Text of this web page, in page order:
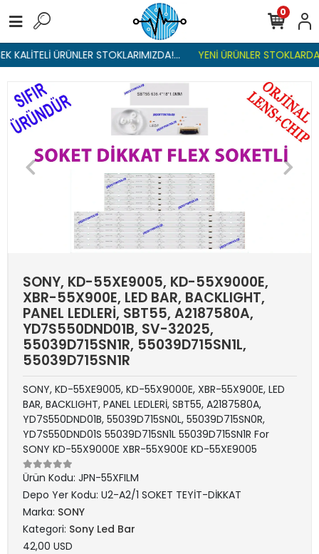
ÜRÜNLER STOKLARIMIZDA!... YENİ ÜRÜNLER
0
SONY, KD-55XE9005, KD-55X9000E,
XBR-55X900E, LED BAR, BACKLIGHT,
PANEL LEDLERİ, SBT55, A2187580A,
YD7S550DND01B, SV-32025,
55039D715SN1R, 55039D715SN1L,
55039D715SN1R
SONY, KD-55XE9005, KD-55X9000E, XBR-55X900E, LED
BAR, BACKLIGHT, PANEL LEDLERİ, SBT55, A2187580A,
YD7S550DND01B, 55039D715SN0L, 55039D715SN0R,
YD7S550DND01S 55039D715SN1L 55039D715SN1R For
SONY KD-55X9000E XBR-55X900E KD-55XE9005
Ürün Kodu: JPN-55XFILM
Depo Yer Kodu: U2-A2/1 SOKET TEYİT-DİKKAT
Marka: SONY
Kategori: Sony Led Bar
42,00 USD